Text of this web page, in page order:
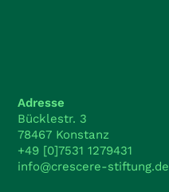
Adresse
Bücklestr. 3
78467 Konstanz
+49 [0]7531 1279431
info@crescere-stiftung.de